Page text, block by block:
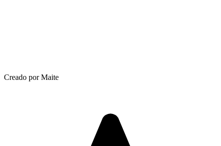
Creado por Maite